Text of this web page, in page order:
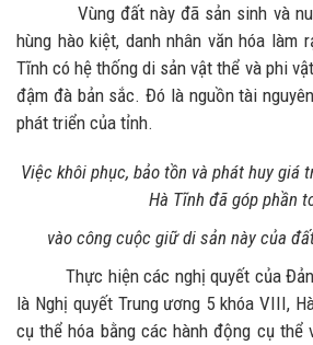
Vùng đất này đã sản sinh và
hùng hào kiệt, danh nhân văn hóa làm
Tĩnh có hệ thống di sản vật thể và phi
đậm đà bản sắc. Đó là nguồn tài
phát triển của tỉnh.
Việc khôi phục, bảo tồn và phát huy giá
Hà Tĩnh đã góp phần
vào công cuộc giữ di sản này của
Thực hiện các nghị quyết của
là Nghị quyết Trung ương 5 khóa VIII,
cụ thể hóa bằng các hành động cụ